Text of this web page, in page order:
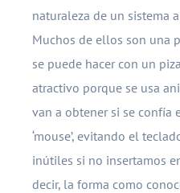
naturaleza de un sistema
Muchos de ellos son una
se puede hacer con un
atractivo porque se usa
van a obtener si se confía
‘mouse’, evitando el
inútiles si no insertamos
decir, la forma como